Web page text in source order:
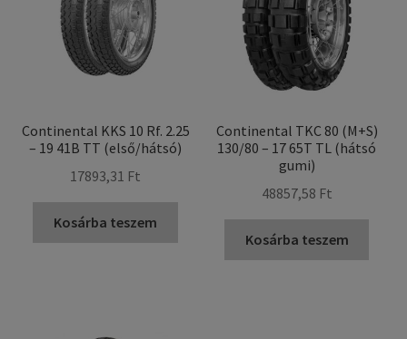
Continental KKS 10 Rf. 2.25
– 19 41B TT (első/hátsó)
17893,31 Ft
Kosárba teszem
Continental TKC 80 (M+S)
130/80 – 17 65T TL (hátsó
gumi)
48857,58 Ft
Kosárba teszem